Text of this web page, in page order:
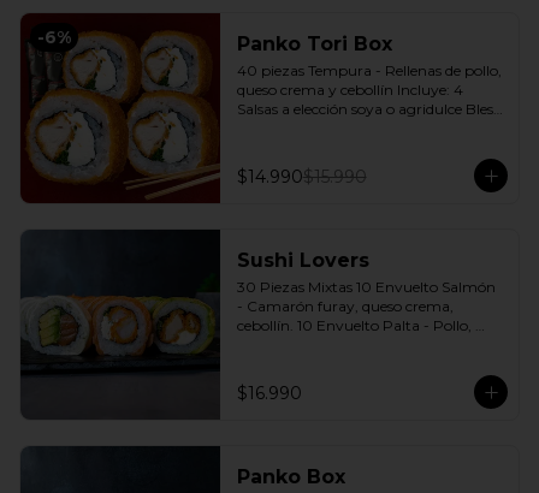
-6% Panko Tori Box
40 piezas Tempura - Rellenas de pollo,
queso crema y cebollín Incluye: 4
Salsas a elección soya o agridulce Bless
$14.990$15.990
Sushi Lovers
30 Piezas Mixtas 10 Envuelto Salmón
- Camarón furay, queso crema,
cebollín. 10 Envuelto Palta - Pollo,
Incluye: 3 Salsas a elección soya o
agridulce Bless + 2 palitos
$16.990
Panko Box